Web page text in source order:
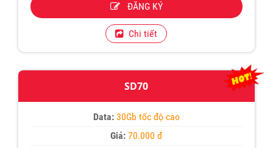
ĐĂNG KÝ
Chi tiết
SD70
Data: 30Gb tốc độ cao
Giá:70.000 đ